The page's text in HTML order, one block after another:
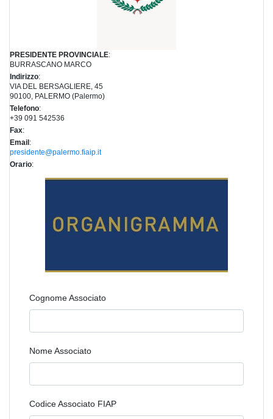
PRESIDENTE PROVINCIALE:
BURRASCANO MARCO
Indirizzo:
VIA DEL BERSAGLIERE, 45
90100, PALERMO (Palermo)
Telefono:
+39 091 542536
Fax:
Email:
presidente@palermo.fiaip.it
Orario:
Cognome Associato
Nome Associato
Codice Associato FIAP